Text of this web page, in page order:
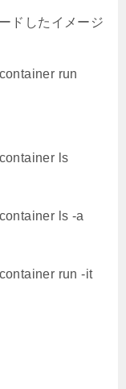
ドしたイメージ
run
ls
ls -a
run -it